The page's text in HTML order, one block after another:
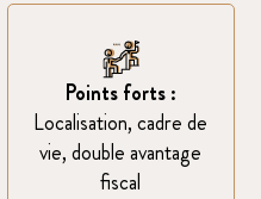
Points forts :
Localisation, cadre de
vie, double avantage
fiscal